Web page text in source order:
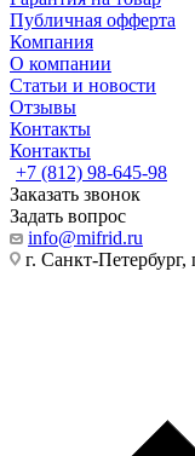
Публичная офферта
Компания
О компании
Статьи и новости
Отзывы
Контакты
Контакты
+7 (812) 98-645-98
Заказать звонок
Задать вопрос
info@mifrid.ru
г. Санкт-